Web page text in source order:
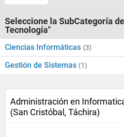
Seleccione la SubCategoría
Tecnología"
Ciencias Informáticas (3)
Gestión de Sistemas (1)
Administración en
(San Cristóbal, Táchira)